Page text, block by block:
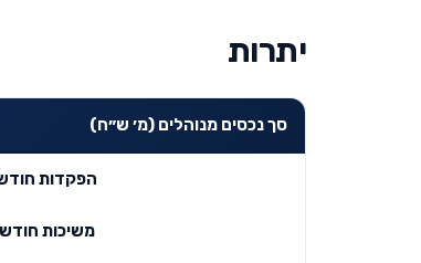
יתרות
סך נכסים מנוהלים (מ׳ ש״ח)
הפקדות
משיכות